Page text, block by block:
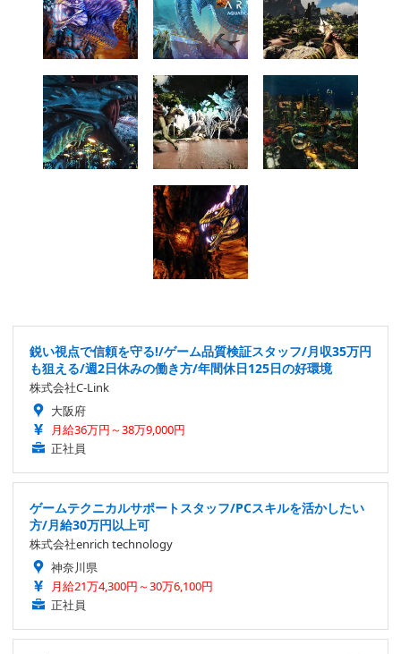
鋭い視点で信頼を守る!/ゲーム品質検証スタッフ/月収35万円
も狙える/週2日休みの働き方/年間休日125日の好環境
株式会社C-Link
大阪府
月給36万円～38万9,000円
正社員
ゲームテクニカルサポートスタッフ/PCスキルを活かしたい
方/月給30万円以上可
株式会社enrich technology
神奈川県
月給21万4,300円～30万6,100円
正社員